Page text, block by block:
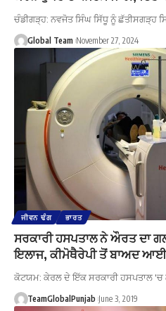
ਚੰਡੀਗੜ੍ਹ: ਨਵਜੋਤ ਸਿੰਘ ਸਿੱਧੂ ਨੂੰ ਛੱਤੀਸਗੜ੍ਹ
Global Team November 27, 2024
ਜੀਵਨ ਢੰਗ ਭਾਰਤ
ਸਰਕਾਰੀ ਹਸਪਤਾਲ ਨੇ ਔਰਤ ਦਾ
ਇਲਾਜ, ਕੀਮੋਥੈਰੇਪੀ ਤੋਂ ਬਾਅਦ
ਕੋਟਯਮ: ਕੇਰਲ ਦੇ ਇੱਕ ਸਰਕਾਰੀ ਹਸਪਤਾਲ 'ਚ
TeamGlobalPunjab June 3, 2019